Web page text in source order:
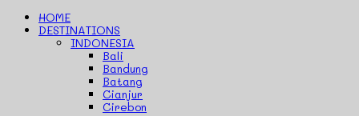
HOME
DESTINATIONS
INDONESIA
Bali
Bandung
Batang
Cianjur
Cirebon